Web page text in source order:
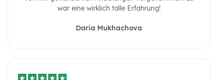
war eine wirklich tolle Erfahrung!
Daria Mukhachova